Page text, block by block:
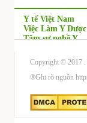
Y tế Việt Nam
Việc Làm Y Dược
Tâm sự nghề Y
Copyright © 2017
®Ghi rõ nguồn